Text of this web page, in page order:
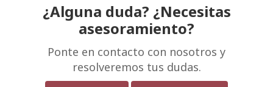
¿Alguna duda? ¿Necesitas
asesoramiento?
Ponte en contacto con nosotros y
resolveremos tus dudas.